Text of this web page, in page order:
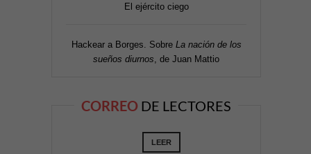
El ejército ciego
Hackear a Borges. Sobre La nación de los
sueños diurnos , de Juan Mattio
CORREO DE LECTORES
LEER